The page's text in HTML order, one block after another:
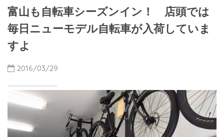
富山も自転車シーズンイン！ 店頭では
毎日ニューモデル自転車が入荷していま
すよ
2016/03/29